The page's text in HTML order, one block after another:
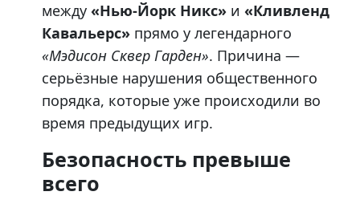
между «Нью-Йорк Никс» и «Кливленд
Кавальерс» прямо у легендарного
«Мэдисон Сквер Гарден». Причина —
серьёзные нарушения общественного
порядка, которые уже происходили во
время предыдущих игр.
Безопасность превыше
всего